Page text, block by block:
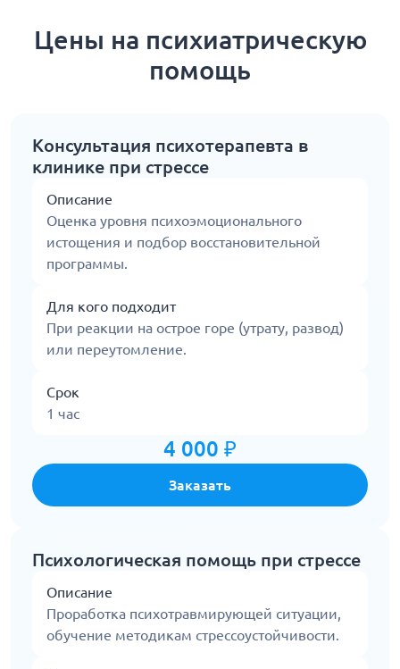
Цены на психиатрическую
помощь
Консультация психотерапевта в
клинике при стрессе
Описание
Оценка уровня психоэмоционального
истощения и подбор восстановительной
программы.
Для кого подходит
При реакции на острое горе (утрату, развод)
или переутомление.
Срок
1 час
4 000 ₽
Заказать
Психологическая помощь при стрессе
Описание
Проработка психотравмирующей ситуации,
обучение методикам стрессоустойчивости.